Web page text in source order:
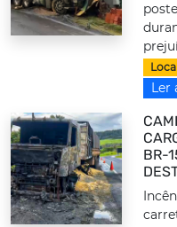
Local
Ler
BR-